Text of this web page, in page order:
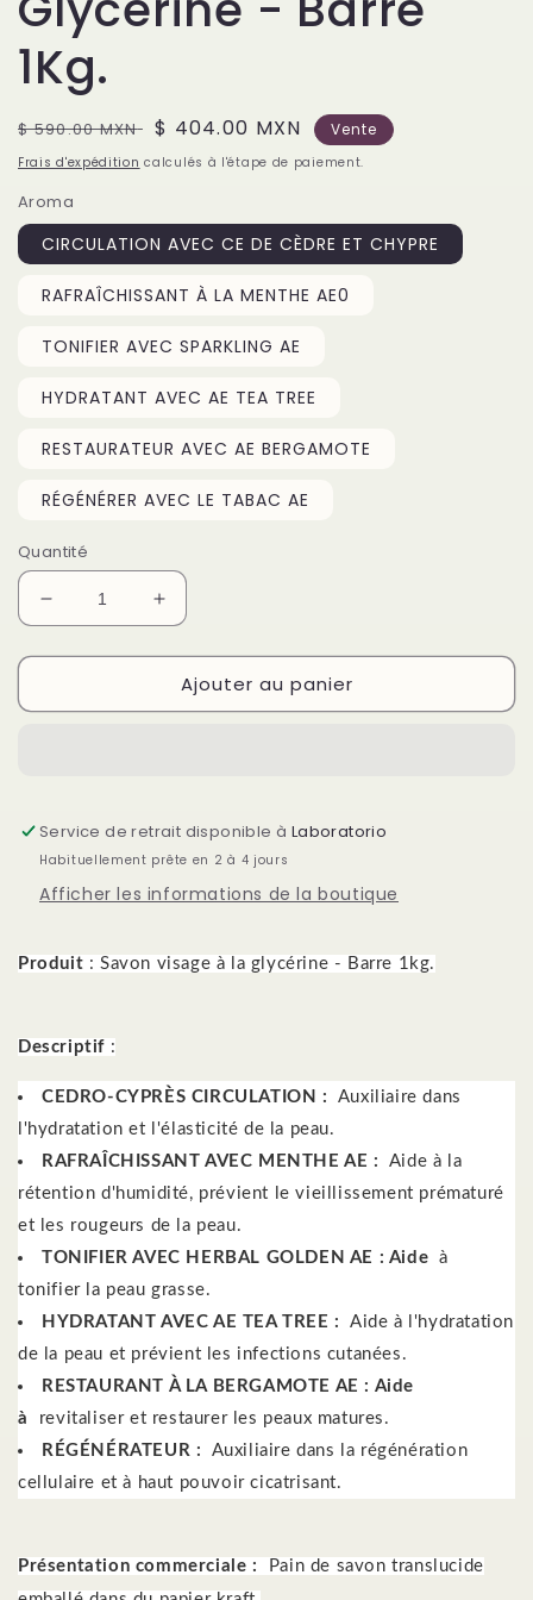
1Kg.
Prix
habituel
$ 590.00 MXN
Prix
soldé
$ 404.00 MXN Vente
Frais d'expédition calculés à l'étape de paiement.
Aroma
CIRCULATION AVEC CE DE CÈDRE ET CHYPRE
RAFRAÎCHISSANT À LA MENTHE AE0
TONIFIER AVEC SPARKLING AE
HYDRATANT AVEC AE TEA TREE
RESTAURATEUR AVEC AE BERGAMOTE
RÉGÉNÉRER AVEC LE TABAC AE
Quantité
Réduire
la
quantité
Savon
1Kg.
Augmenter
la
quantité
Savon
1Kg.
Ajouter au panier
Service de retrait disponible à Laboratorio
Habituellement prête en 2 à 4 jours
Afficher les informations de la boutique
Produit : Savon visage à la glycérine - Barre 1kg.
Descriptif :
CEDRO-CYPRÈS CIRCULATION :
Auxiliaire dans
l'hydratation et l'élasticité de la peau.
RAFRAÎCHISSANT AVEC MENTHE AE :
Aide à la
rétention d'humidité, prévient le vieillissement prématuré
et les rougeurs de la peau.
TONIFIER AVEC HERBAL GOLDEN AE : Aide à
tonifier la peau grasse.
HYDRATANT AVEC AE TEA TREE :
Aide à l'hydratation
de la peau et prévient les infections cutanées.
RESTAURANT À LA BERGAMOTE AE : Aide
à
revitaliser et restaurer les peaux matures.
RÉGÉNÉRATEUR : Auxiliaire dans la régénération
cellulaire et à haut pouvoir cicatrisant.
Présentation commerciale :
Pain de savon translucide